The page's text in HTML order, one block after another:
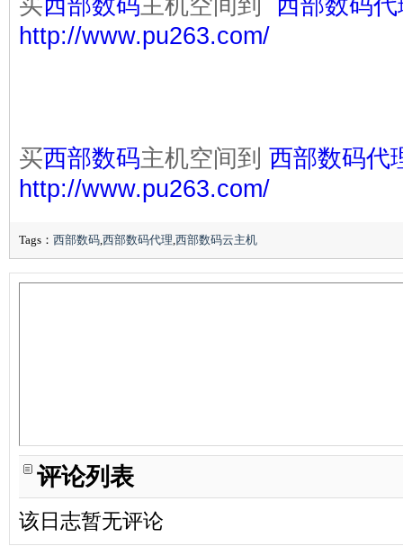
买西部数码主机空间到 西部数码代
http://www.pu263.com/
买西部数码主机空间到 西部数码代
http://www.pu263.com/
Tags： 西部数码,西部数码代理,西部数码云主机
评论列表
该日志暂无评论